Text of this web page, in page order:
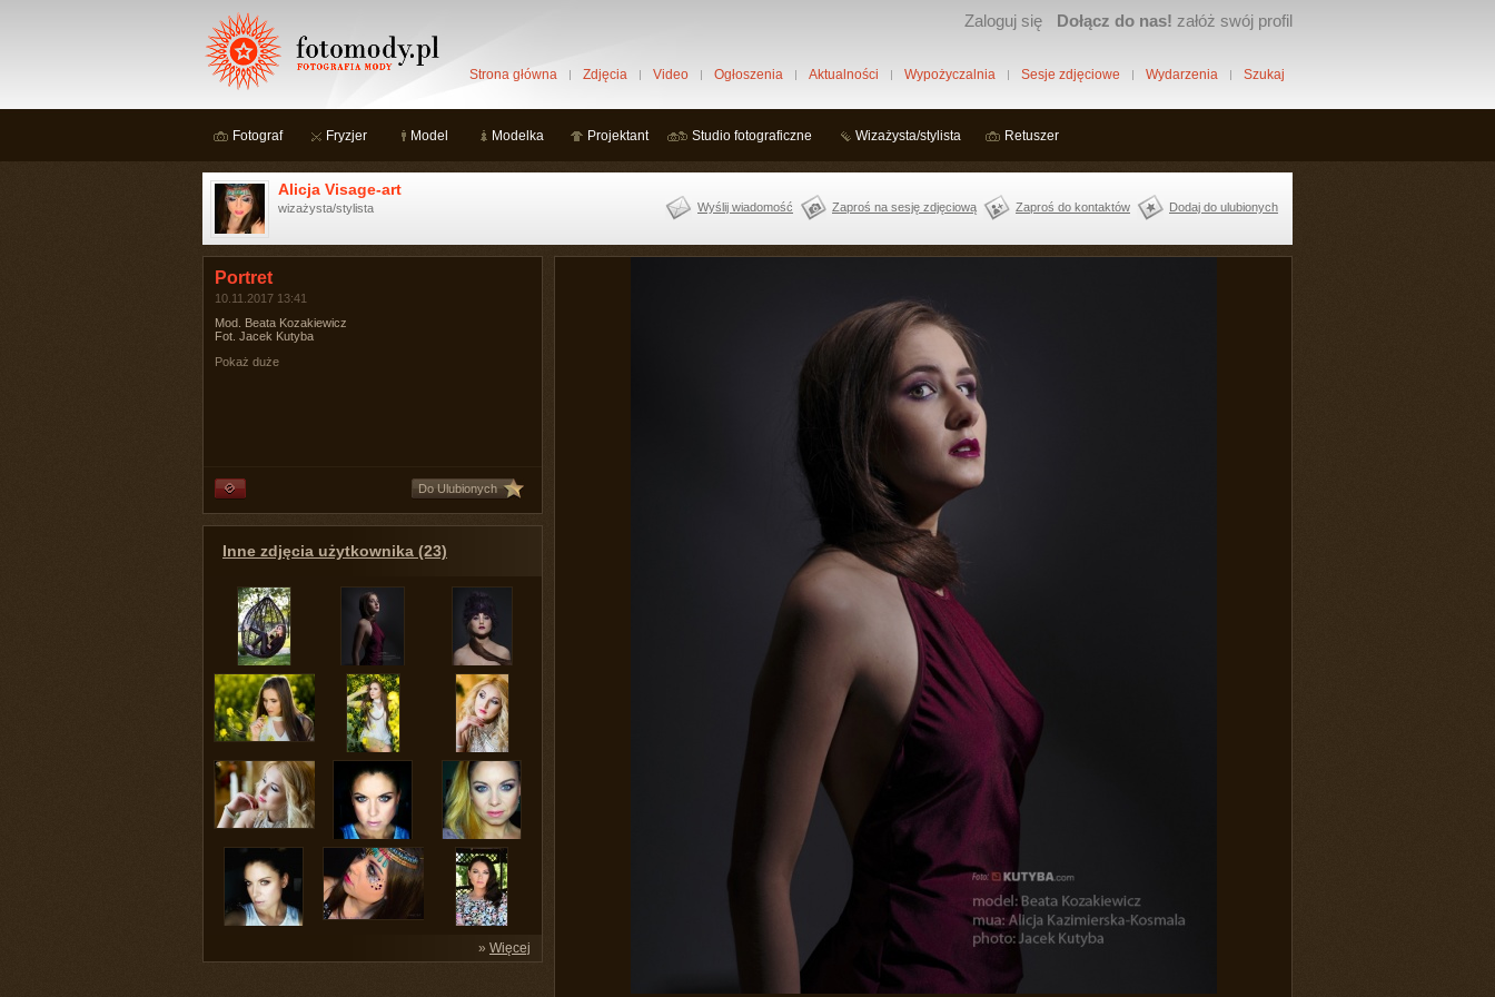
Zaloguj się Dołącz do nas! załóż swój profil
Strona główna Zdjęcia Video Ogłoszenia Aktualności Wypożyczalnia Sesje zdjęciowe Wydarzenia Szukaj
Fotograf Fryzjer Model Modelka Projektant Studio fotograficzne Wizażysta/stylista Retuszer
Alicja Visage-art
wizażysta/stylista Wyślij wiadomość Zaproś na sesję zdjęciową Zaproś do kontaktów Dodaj do ulubionych
Portret
10.11.2017 13:41
Mod. Beata Kozakiewicz
Fot. Jacek Kutyba
Pokaż duże
Do Ulubionych
Inne zdjęcia użytkownika (23)
» Więcej